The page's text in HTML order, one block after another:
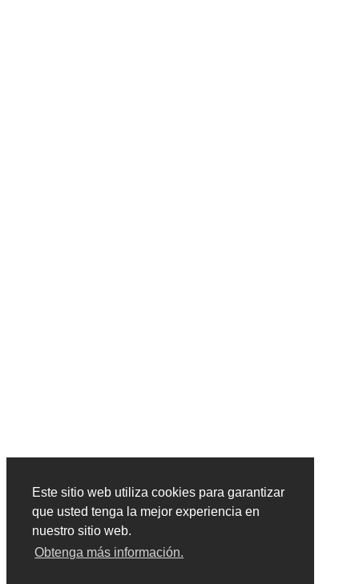
Este sitio web utiliza cookies para garantizar
que usted tenga la mejor experiencia en
nuestro sitio web.
Obtenga más información.